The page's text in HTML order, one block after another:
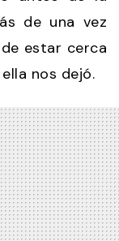
de una vez
estar cerca
nos dejó.